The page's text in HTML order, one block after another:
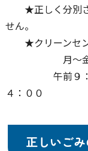
★正しく分別さ
せん。
★クリーンセン
月～金（祝
午前９：０
４：００
正しいご